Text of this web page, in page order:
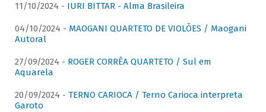
11/10/2024 - IURI BITTAR - Alma Brasileira
04/10/2024 - MAOGANI QUARTETO DE VIOLÕES / Maogani
Autoral
27/09/2024 - ROGER CORRÊA QUARTETO / Sul em
Aquarela
20/09/2024 - TERNO CARIOCA / Terno Carioca interpreta
Garoto